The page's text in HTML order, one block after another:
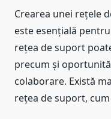
Crearea unei rețele
este esențială
rețea de suport
precum și
colaborare. Există
rețea de suport,